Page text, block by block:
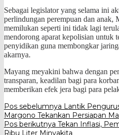
Sebagai legislator yang selama ini
perlindungan perempuan dan anak,
memilukan seperti ini tidak lagi
mendorong aparat kepolisian untuk
penyidikan guna membongkar
akarnya.
Mayang meyakini bahwa dengan
transparan, keadilan bagi para
memberikan efek jera bagi para
Navigasi
pos
Pos sebelumnya Lantik
Margono Tekankan Persiapan
Pos berikutnya Tekan Inflasi,
Ribu Liter Minyakita